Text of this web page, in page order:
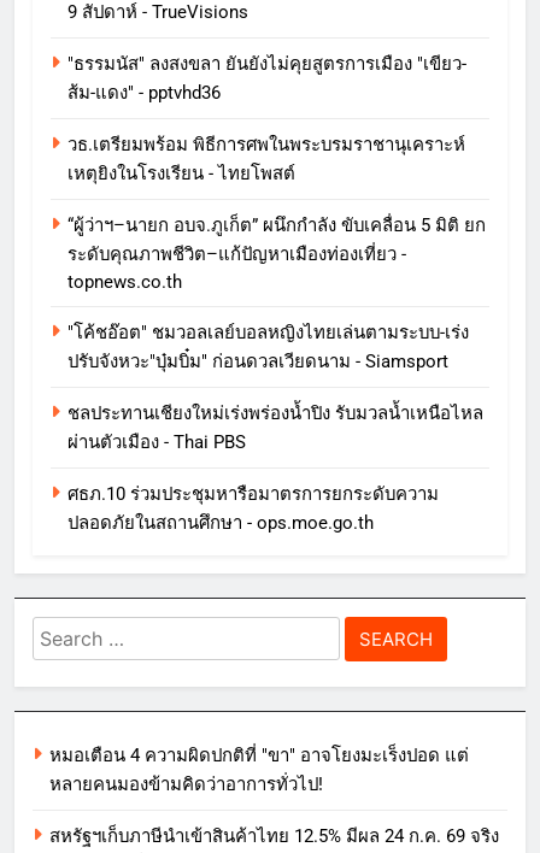
9 สัปดาห์ - TrueVisions
"ธรรมนัส" ลงสงขลา ยันยังไม่คุยสูตรการเมือง "เขียว-
ส้ม-แดง" - pptvhd36
วธ.เตรียมพร้อม พิธีการศพในพระบรมราชานุเคราะห์
เหตุยิงในโรงเรียน - ไทยโพสต์
“ผู้ว่าฯ–นายก อบจ.ภูเก็ต” ผนึกกำลัง ขับเคลื่อน 5 มิติ ยก
ระดับคุณภาพชีวิต–แก้ปัญหาเมืองท่องเที่ยว -
topnews.co.th
"โค้ชอ๊อต" ชมวอลเลย์บอลหญิงไทยเล่นตามระบบ-เร่ง
ปรับจังหวะ"บุ๋มบิ๋ม" ก่อนดวลเวียดนาม - Siamsport
ชลประทานเชียงใหม่เร่งพร่องน้ำปิง รับมวลน้ำเหนือไหล
ผ่านตัวเมือง - Thai PBS
ศธภ.10 ร่วมประชุมหารือมาตรการยกระดับความ
ปลอดภัยในสถานศึกษา - ops.moe.go.th
Search
for:
หมอเตือน 4 ความผิดปกติที่ "ขา" อาจโยงมะเร็งปอด แต่
หลายคนมองข้ามคิดว่าอาการทั่วไป!
สหรัฐฯเก็บภาษีนำเข้าสินค้าไทย 12.5% มีผล 24 ก.ค. 69 จริง